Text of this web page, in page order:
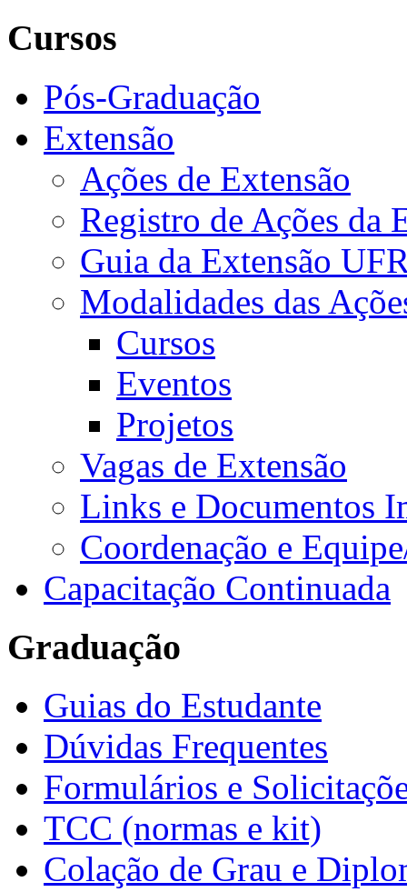
Cursos
Pós-Graduação
Extensão
Ações de Extensão
Registro de Ações da
Guia da Extensão
Modalidades das
Cursos
Eventos
Projetos
Vagas de Extensão
Links e Documentos
Coordenação e
Capacitação Continuada
Graduação
Guias do Estudante
Dúvidas Frequentes
Formulários e
TCC (normas e kit)
Colação de Grau e